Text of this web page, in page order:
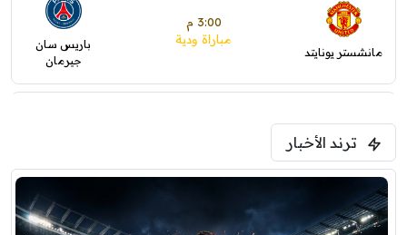
مانشستر يونايتد
3:00 م
مباراة ودية
باريس سان
جيرمان
فرينتسفاروشي
7:00 م
ترند الأخبار